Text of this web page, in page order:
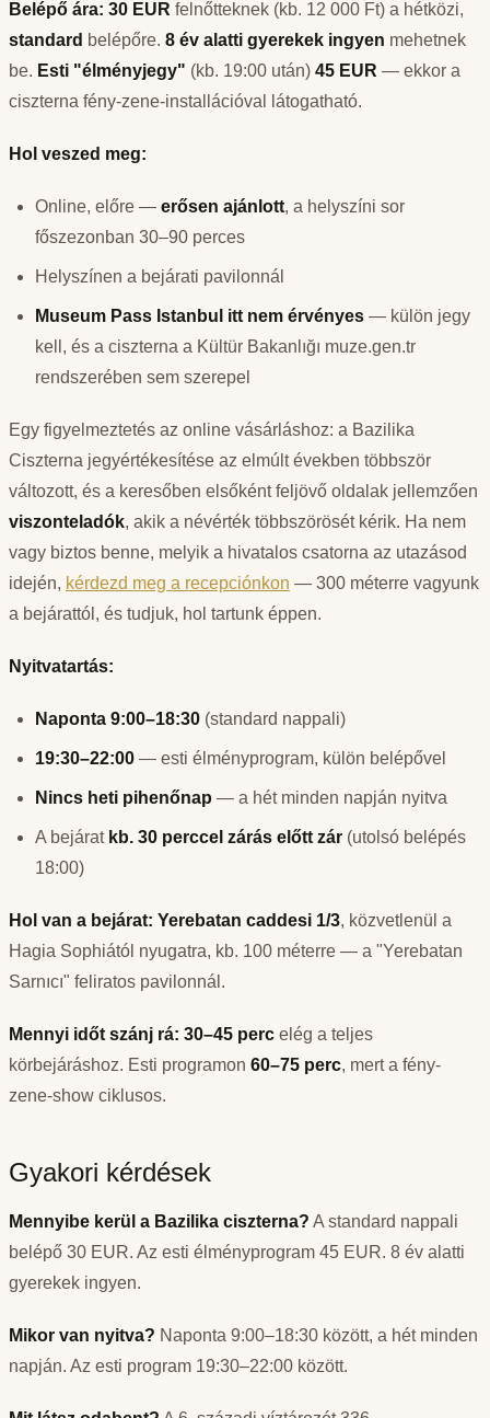
Belépő ára: 30 EUR felnőtteknek (kb. 12 000 Ft) a hétközi,
standard belépőre. 8 év alatti gyerekek ingyen mehetnek
be. Esti "élményjegy" (kb. 19:00 után) 45 EUR — ekkor a
ciszterna fény-zene-installációval látogatható.
Hol veszed meg:
Online, előre — erősen ajánlott, a helyszíni sor
főszezonban 30–90 perces
Helyszínen a bejárati pavilonnál
Museum Pass Istanbul itt nem érvényes — külön jegy
kell, és a ciszterna a Kültür Bakanlığı muze.gen.tr
rendszerében sem szerepel
Egy figyelmeztetés az online vásárláshoz: a Bazilika
Ciszterna jegyértékesítése az elmúlt években többször
változott, és a keresőben elsőként feljövő oldalak jellemzően
viszonteladók, akik a névérték többszörösét kérik. Ha nem
vagy biztos benne, melyik a hivatalos csatorna az utazásod
idején, kérdezd meg a recepciónkon — 300 méterre vagyunk
a bejárattól, és tudjuk, hol tartunk éppen.
Nyitvatartás:
Naponta 9:00–18:30 (standard nappali)
19:30–22:00 — esti élményprogram, külön belépővel
Nincs heti pihenőnap — a hét minden napján nyitva
A bejárat kb. 30 perccel zárás előtt zár (utolsó belépés
18:00)
Hol van a bejárat: Yerebatan caddesi 1/3, közvetlenül a
Hagia Sophiától nyugatra, kb. 100 méterre — a "Yerebatan
Sarnıcı" feliratos pavilonnál.
Mennyi időt szánj rá: 30–45 perc elég a teljes
körbejáráshoz. Esti programon 60–75 perc, mert a fény-
zene-show ciklusos.
Gyakori kérdések
Mennyibe kerül a Bazilika ciszterna? A standard nappali
belépő 30 EUR. Az esti élményprogram 45 EUR. 8 év alatti
gyerekek ingyen.
Mikor van nyitva? Naponta 9:00–18:30 között, a hét minden
napján. Az esti program 19:30–22:00 között.